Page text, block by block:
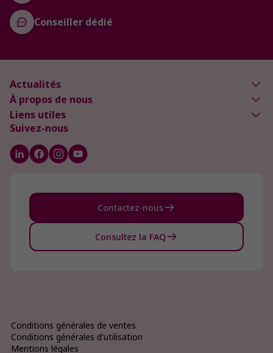
Conseiller dédié
Actualités
À propos de nous
Liens utiles
Suivez-nous
Contactez-nous
Consultez la FAQ
Conditions générales de ventes
Conditions générales d'utilisation
Mentions légales